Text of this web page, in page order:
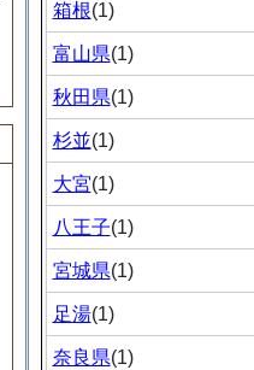
箱根(1)
富山県(1)
秋田県(1)
杉並(1)
大宮(1)
八王子(1)
宮城県(1)
足湯(1)
奈良県(1)